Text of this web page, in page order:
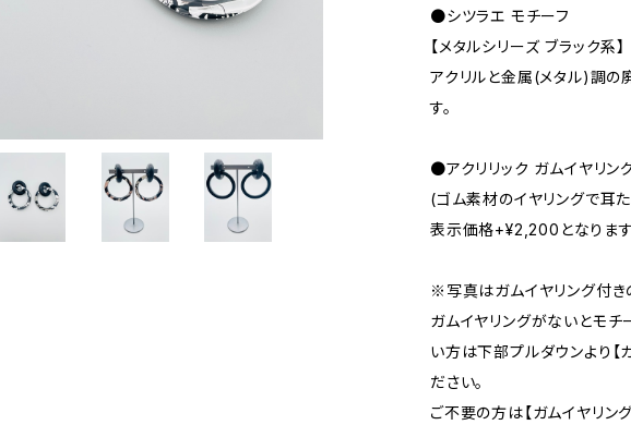
●シツラエ モチーフ
【メタルシリーズ ブラック系】
アクリルと金属(メタル)調の
す。
●アクリリック ガムイヤリン
(ゴム素材のイヤリングで耳
表示価格+¥2,200となります
※写真はガムイヤリング付き
ガムイヤリングがないとモ
い方は下部プルダウンより【
ださい。
ご不要の方は【ガムイヤリン